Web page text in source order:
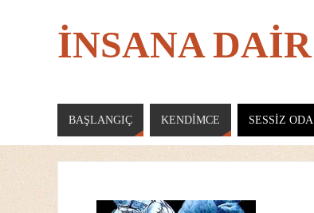
İNSANA DAİR
BAŞLANGIÇ KENDIMCE SESSIZ ODA